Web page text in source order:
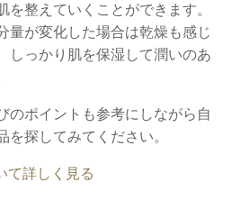
を整えていくことができます。
量が変化した場合は乾燥も感じ
しっかり肌を保湿して潤いのあ
のポイントも参考にしながら自
を探してみてください。
て詳しく見る